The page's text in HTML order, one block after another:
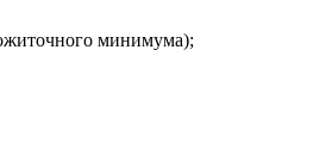
минимума);